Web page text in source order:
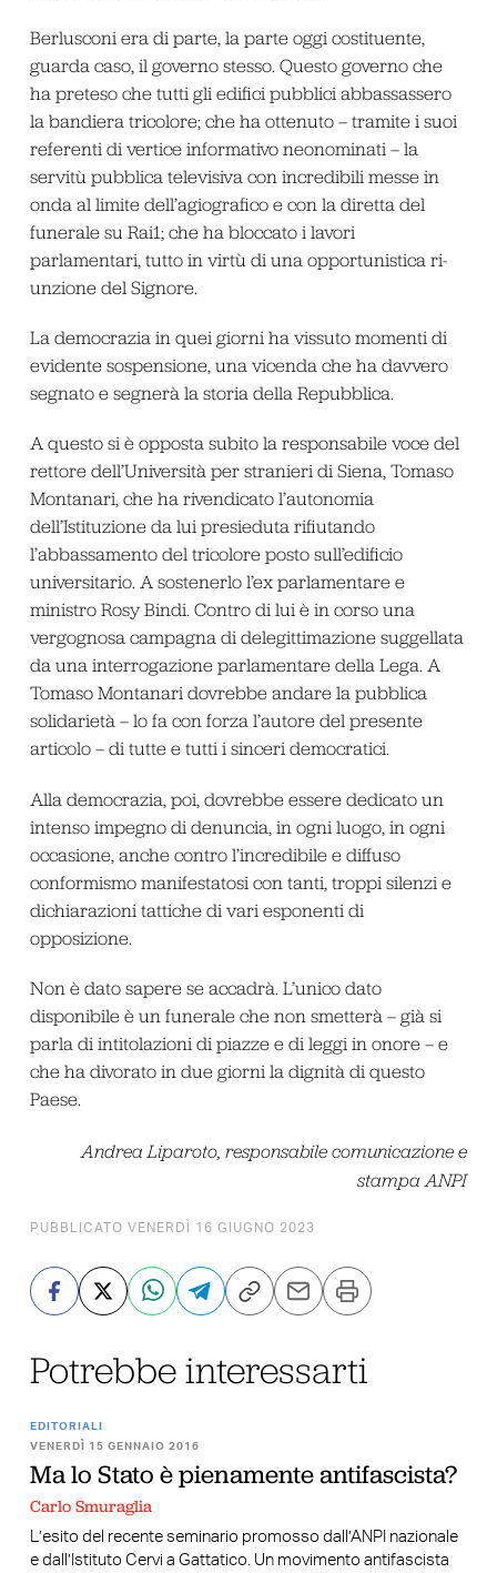
Berlusconi era di parte, la parte oggi costituente,
guarda caso, il governo stesso. Questo governo che
ha preteso che tutti gli edifici pubblici abbassassero
la bandiera tricolore; che ha ottenuto – tramite i suoi
referenti di vertice informativo neonominati – la
servitù pubblica televisiva con incredibili messe in
onda al limite dell’agiografico e con la diretta del
funerale su Rai1; che ha bloccato i lavori
parlamentari, tutto in virtù di una opportunistica ri-
unzione del Signore.
La democrazia in quei giorni ha vissuto momenti di
evidente sospensione, una vicenda che ha davvero
segnato e segnerà la storia della Repubblica.
A questo si è opposta subito la responsabile voce del
rettore dell’Università per stranieri di Siena, Tomaso
Montanari, che ha rivendicato l’autonomia
dell’Istituzione da lui presieduta rifiutando
l’abbassamento del tricolore posto sull’edificio
universitario. A sostenerlo l’ex parlamentare e
ministro Rosy Bindi. Contro di lui è in corso una
vergognosa campagna di delegittimazione suggellata
da una interrogazione parlamentare della Lega. A
Tomaso Montanari dovrebbe andare la pubblica
solidarietà – lo fa con forza l’autore del presente
articolo – di tutte e tutti i sinceri democratici.
Alla democrazia, poi, dovrebbe essere dedicato un
intenso impegno di denuncia, in ogni luogo, in ogni
occasione, anche contro l’incredibile e diffuso
conformismo manifestatosi con tanti, troppi silenzi e
dichiarazioni tattiche di vari esponenti di
opposizione.
Non è dato sapere se accadrà. L’unico dato
disponibile è un funerale che non smetterà – già si
parla di intitolazioni di piazze e di leggi in onore – e
che ha divorato in due giorni la dignità di questo
Paese.
Andrea Liparoto, responsabile comunicazione e
stampa ANPI
PUBBLICATO VENERDÌ 16 GIUGNO 2023
Potrebbe interessarti
EDITORIALI
VENERDÌ 15 GENNAIO 2016
Ma lo Stato è pienamente antifascista?
Carlo Smuraglia
L’esito del recente seminario promosso dall’ANPI nazionale
e dall’Istituto Cervi a Gattatico. Un movimento antifascista